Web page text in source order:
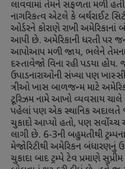
લાવવામાં તેમને સફળતા મળી
નાગરિકત્વ એટલે કે બર્થરાઈટ
ઓર્ડરને કોરાણે રાખી
આપી છે. અમેરિકાની ધરતી પર
આપોઆપ મળી જાય, ભલેને તેમના
દસ્તાવેજો વિના રહી પડયા હોય.
ઉપાડનારાઓની સંખ્યા પણ
ત્રીઓ ખાસ બાળજન્મ માટે
ટૂરિઝમ નામે આખો વ્યવસાય
પહેલાં પણ એક સ્થાનિક અદાલતે
ચુકાદો આપ્યો હતો,પણ સર્વોચ્ચ
લાગી છે. 6-3ની બહુમતીથી
મેજોરિટીથી અમેરિકન બંધારણનું
ચુકાદા બાદ ટ્રમ્પે ટેવ પ્રમાણે